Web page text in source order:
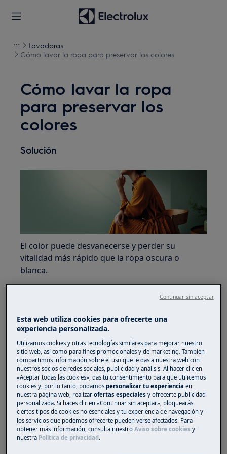
Lavadoras
Cómo lavar la ropa para preservar los colores
Cómo lavar la ropa
para preservar los
colores
Solución
El color puede desvanecerse y perder su
vitalidad más rápido que la ropa oscura o
blanca.
podrás mantener tus colores favoritos más
brillantes por más tiempo.
Esta web utiliza cookies para ofrecerte una
experiencia personalizada.
Utilizamos cookies y otras tecnologías similares para mejorar nuestro
sitio web, así como para fines promocionales y de marketing. También
compartimos información sobre el uso que le das a nuestra web con
nuestros socios de redes sociales, publicidad y análisis. Al hacer clic en
«Aceptar todas las cookies», das tu consentimiento para que utilicemos
cookies y, por lo tanto, podamospersonalizar tu experienciaen
nuestra página web, realizarofertas especiales y ofrecerte publicidad
personalizada. Si haces clic en «Continuar sin aceptar», bloquearás
ciertos tipos de cookies no esenciales y tu experiencia de navegación y
los servicios que podemos ofrecerte pueden verse afectados. Para
obtener más información, consulta nuestroAviso sobre cookies y
nuestra Política de privacidad .
Continuar sin aceptar